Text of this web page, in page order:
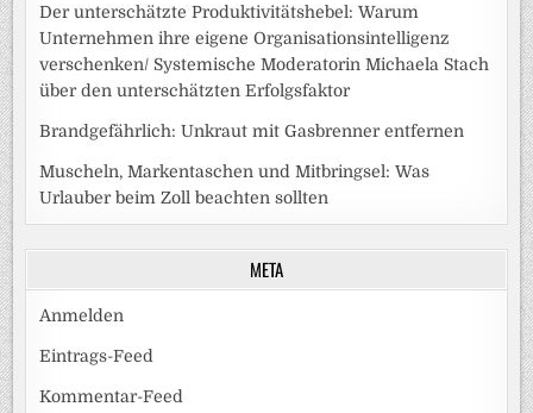
Der unterschätzte Produktivitätshebel: Warum
Unternehmen ihre eigene Organisationsintelligenz
verschenken/ Systemische Moderatorin Michaela Stach
über den unterschätzten Erfolgsfaktor
Brandgefährlich: Unkraut mit Gasbrenner entfernen
Muscheln, Markentaschen und Mitbringsel: Was
Urlauber beim Zoll beachten sollten
META
Anmelden
Eintrags-Feed
Kommentar-Feed